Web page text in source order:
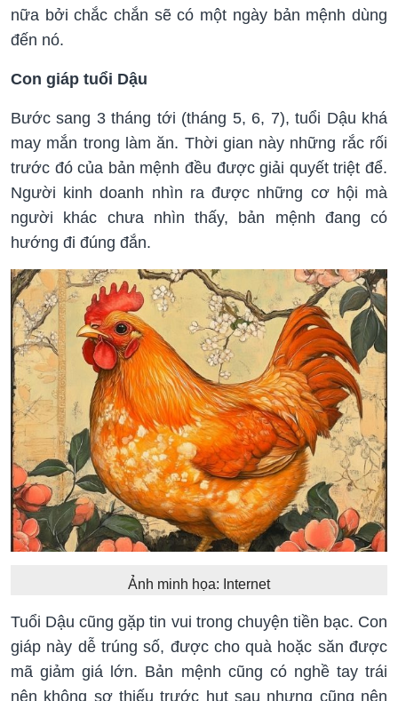
nữa bởi chắc chắn sẽ có một ngày bản mệnh dùng
đến nó.
Con giáp tuổi Dậu
Bước sang 3 tháng tới (tháng 5, 6, 7), tuổi Dậu khá
may mắn trong làm ăn. Thời gian này những rắc rối
trước đó của bản mệnh đều được giải quyết triệt để.
Người kinh doanh nhìn ra được những cơ hội mà
người khác chưa nhìn thấy, bản mệnh đang có
hướng đi đúng đắn.
Ảnh minh họa: Internet
Tuổi Dậu cũng gặp tin vui trong chuyện tiền bạc. Con
giáp này dễ trúng số, được cho quà hoặc săn được
mã giảm giá lớn. Bản mệnh cũng có nghề tay trái
nên không sợ thiếu trước hụt sau nhưng cũng nên